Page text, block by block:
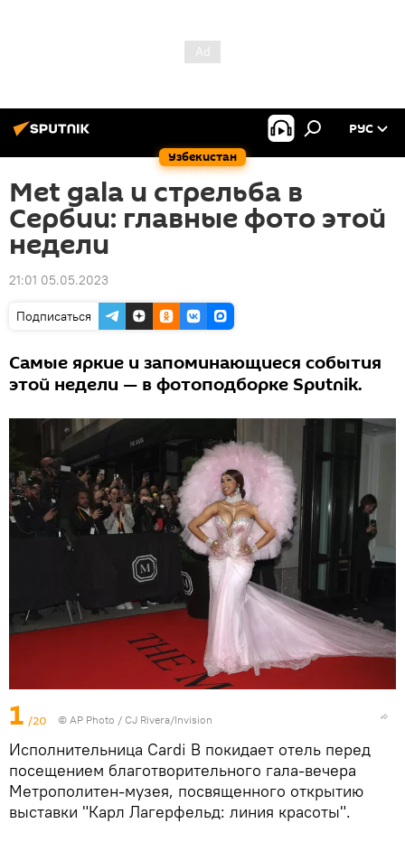
Узбекистан
РУС
Met gala и стрельба в
Сербии: главные фото этой
недели
21:01 05.05.2023
Подписаться
Самые яркие и запоминающиеся события
этой недели — в фотоподборке Sputnik.
1 /20 © AP Photo / CJ Rivera/Invision
Исполнительница Cardi B покидает отель перед
посещением благотворительного гала-вечера
Метрополитен-музея, посвященного открытию
выставки "Карл Лагерфельд: линия красоты".